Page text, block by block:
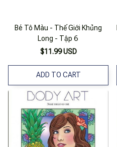
Bé Tô Màu - Thế Giới Khủng
Long - Tập 6
$11.99 USD
ADD TO CART